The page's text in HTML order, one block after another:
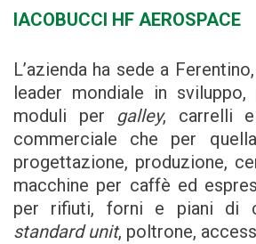
IACOBUCCI HF AEROSPACE
L’azienda ha sede a
leader mondiale in
moduli per galley, carrelli e
commerciale che per
progettazione, produzione,
macchine per caffè ed
per rifiuti, forni e piani di
standard unit, poltrone,